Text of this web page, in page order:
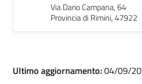
Via Dario Campana, 64
Provincia di Rimini, 47922
Ultimo aggiornamento:04/09/